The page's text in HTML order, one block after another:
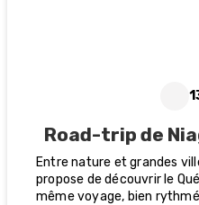
Road-trip de
Entre nature et grandes
propose de découvrir le
même voyage, bien